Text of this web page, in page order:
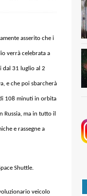
asserito che i
verrà celebrata a
dal 31 luglio al 2
e che poi sbarcherà
108 minuti in orbita
Russia, ma in tutto il
e rassegne a
Shuttle.
veicolo